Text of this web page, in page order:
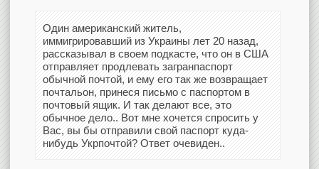
Один американский житель,
иммигрировавший из Украины лет 20 назад,
рассказывал в своем подкасте, что он в США
отправляет продлевать загранпаспорт
обычной почтой, и ему его так же возвращает
почтальон, принеся письмо с паспортом в
почтовый ящик. И так делают все, это
обычное дело.. Вот мне хочется спросить у
Вас, вы бы отправили свой паспорт куда-
нибудь Укрпочтой? Ответ очевиден..